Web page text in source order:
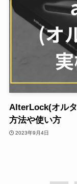
AlterLock(オル
方法や使い方
2023年9月4日